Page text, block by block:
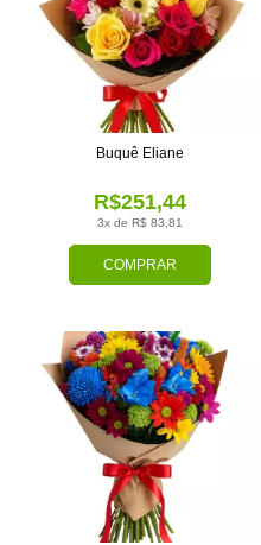
COMPRAR
3x de R$ 83,81
R$251,44
Buquê Eliane